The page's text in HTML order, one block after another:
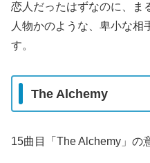
恋人だったはずなのに、ま
人物かのような、卑小な相
す。
The Alchemy
15曲目「The Alchemy」の